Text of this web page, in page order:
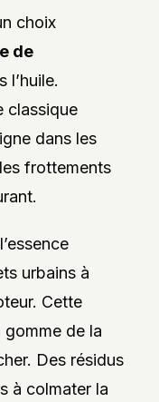
choix
de
l’huile.
classique
dans les
frottements
urbains à
Cette
de la
Des résidus
à colmater la